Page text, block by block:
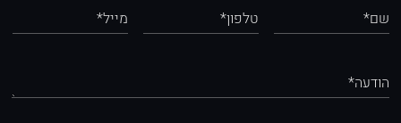
שם* טלפון* מייל*
הודעה*